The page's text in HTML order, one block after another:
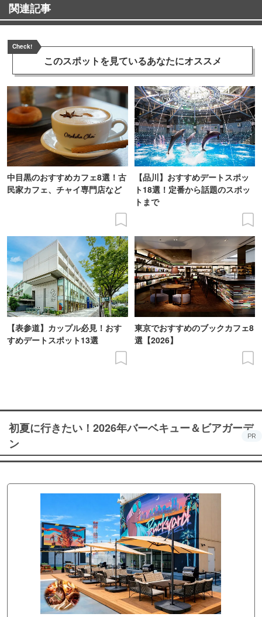
関連記事
Check!
このスポットを見ているあなたにオススメ
中目黒のおすすめカフェ8選！古
民家カフェ、チャイ専門店など
【品川】おすすめデートスポッ
ト18選！定番から話題のスポッ
トまで
【表参道】カップル必見！おす
すめデートスポット13選
東京でおすすめのブックカフェ8
選【2026】
初夏に行きたい！2026年バーベキュー＆ビアガーデ
ン
PR